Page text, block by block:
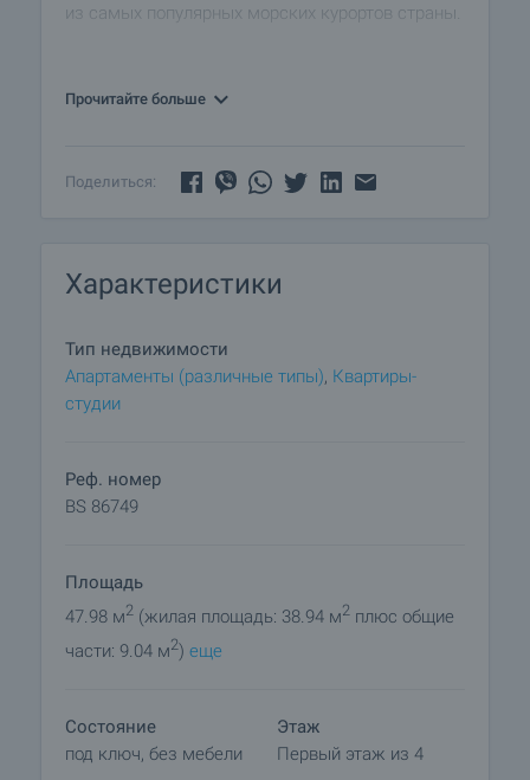
из самых популярных морских курортов страны.
нового дома в одном из самых
будут сданы под ключ, включая:
- Стены - латекс
- Изоляция
сантехникой ванная комната
- Установлены розетки и осветительные
Для покупки предлагаются последние
оставшиеся студии. Также возможно
приобрести парковочное место по цене 10 000
В жилом здании будет лифт и роскошные общие
Прочитайте больше
Поделиться:
Характеристики
Тип недвижимости
Апартаменты (различные типы), Квартиры-
студии
Реф. номер
BS 86749
Площадь
47.98 м2 (жилая площадь: 38.94 м2 плюс общие
части: 9.04 м2) еще
Состояние
под ключ, без мебели
Этаж
Первый этаж из 4